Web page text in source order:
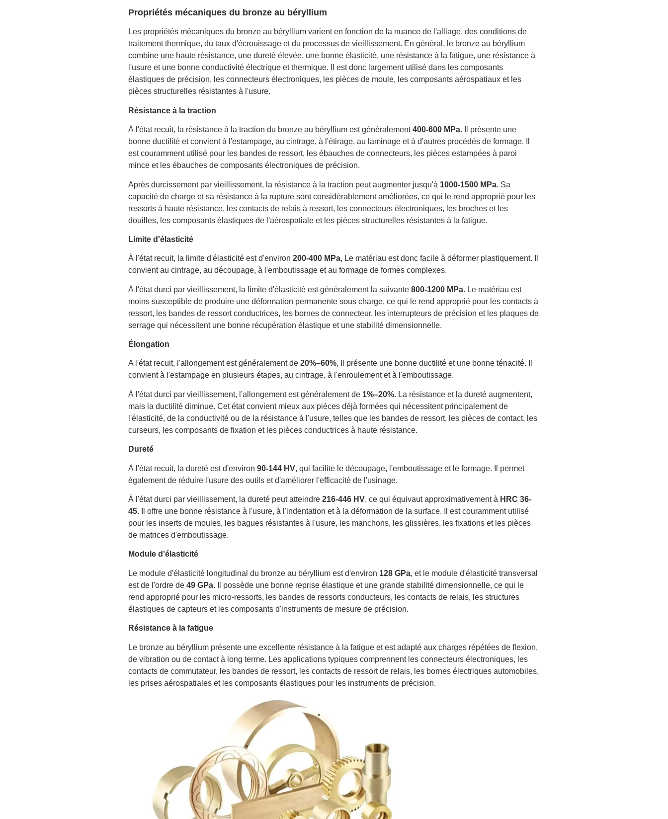
Propriétés mécaniques du bronze au béryllium
Les propriétés mécaniques du bronze au béryllium varient en fonction de la nuance de l'alliage, des conditions de
traitement thermique, du taux d'écrouissage et du processus de vieillissement. En général, le bronze au béryllium
combine une haute résistance, une dureté élevée, une bonne élasticité, une résistance à la fatigue, une résistance à
l'usure et une bonne conductivité électrique et thermique. Il est donc largement utilisé dans les composants
élastiques de précision, les connecteurs électroniques, les pièces de moule, les composants aérospatiaux et les
pièces structurelles résistantes à l'usure.
Résistance à la traction
À l'état recuit, la résistance à la traction du bronze au béryllium est généralement400-600 MPa. Il présente une
bonne ductilité et convient à l'estampage, au cintrage, à l'étirage, au laminage et à d'autres procédés de formage. Il
est couramment utilisé pour les bandes de ressort, les ébauches de connecteurs, les pièces estampées à paroi
mince et les ébauches de composants électroniques de précision.
Après durcissement par vieillissement, la résistance à la traction peut augmenter jusqu'à 1000-1500 MPa. Sa
capacité de charge et sa résistance à la rupture sont considérablement améliorées, ce qui le rend approprié pour les
ressorts à haute résistance, les contacts de relais à ressort, les connecteurs électroniques, les broches et les
douilles, les composants élastiques de l'aérospatiale et les pièces structurelles résistantes à la fatigue.
Limite d'élasticité
À l'état recuit, la limite d'élasticité est d'environ200-400 MPa, Le matériau est donc facile à déformer plastiquement. Il
convient au cintrage, au découpage, à l'emboutissage et au formage de formes complexes.
À l'état durci par vieillissement, la limite d'élasticité est généralement la suivante800-1200 MPa. Le matériau est
moins susceptible de produire une déformation permanente sous charge, ce qui le rend approprié pour les contacts à
ressort, les bandes de ressort conductrices, les bornes de connecteur, les interrupteurs de précision et les plaques de
serrage qui nécessitent une bonne récupération élastique et une stabilité dimensionnelle.
Élongation
A l'état recuit, l'allongement est généralement de20%–60%, Il présente une bonne ductilité et une bonne ténacité. Il
convient à l'estampage en plusieurs étapes, au cintrage, à l'enroulement et à l'emboutissage.
À l'état durci par vieillissement, l'allongement est généralement de 1%–20%. La résistance et la dureté augmentent,
mais la ductilité diminue. Cet état convient mieux aux pièces déjà formées qui nécessitent principalement de
l'élasticité, de la conductivité ou de la résistance à l'usure, telles que les bandes de ressort, les pièces de contact, les
curseurs, les composants de fixation et les pièces conductrices à haute résistance.
Dureté
À l'état recuit, la dureté est d'environ90-144 HV, qui facilite le découpage, l'emboutissage et le formage. Il permet
également de réduire l'usure des outils et d'améliorer l'efficacité de l'usinage.
À l'état durci par vieillissement, la dureté peut atteindre216-446 HV, ce qui équivaut approximativement à HRC 36-
45. Il offre une bonne résistance à l'usure, à l'indentation et à la déformation de la surface. Il est couramment utilisé
pour les inserts de moules, les bagues résistantes à l'usure, les manchons, les glissières, les fixations et les pièces
de matrices d'emboutissage.
Module d'élasticité
Le module d'élasticité longitudinal du bronze au béryllium est d'environ 128 GPa, et le module d'élasticité transversal
est de l'ordre de49 GPa. Il possède une bonne reprise élastique et une grande stabilité dimensionnelle, ce qui le
rend approprié pour les micro-ressorts, les bandes de ressorts conducteurs, les contacts de relais, les structures
élastiques de capteurs et les composants d'instruments de mesure de précision.
Résistance à la fatigue
Le bronze au béryllium présente une excellente résistance à la fatigue et est adapté aux charges répétées de flexion,
de vibration ou de contact à long terme. Les applications typiques comprennent les connecteurs électroniques, les
contacts de commutateur, les bandes de ressort, les contacts de ressort de relais, les bornes électriques automobiles,
les prises aérospatiales et les composants élastiques pour les instruments de précision.